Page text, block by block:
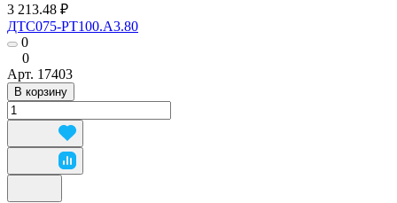
3 213.48 ₽
ДТС075-РТ100.А3.80
0
0
Арт. 17403
В корзину